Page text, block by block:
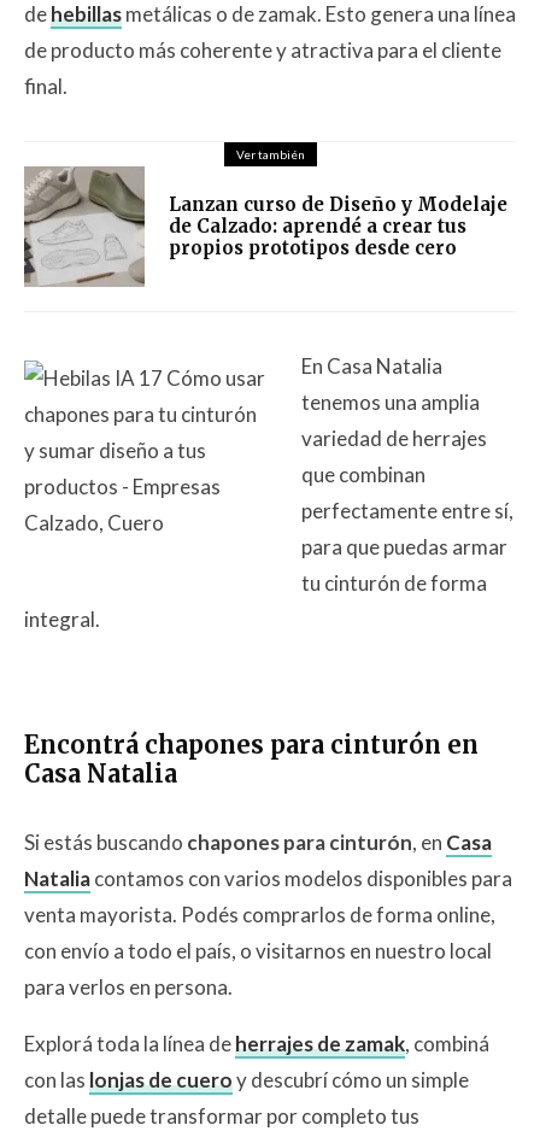
dehebillasmetálicas o de zamak. Esto genera una línea
de producto más coherente y atractiva para el cliente
final.
Ver también
Lanzan curso de Diseño y Modelaje
de Calzado: aprendé a crear tus
propios prototipos desde cero
En Casa Natalia
tenemos una amplia
variedad de herrajes
que combinan
perfectamente entre sí,
para que puedas armar
tu cinturón de forma
integral.
Encontrá chapones para cinturón en
Casa Natalia
Si estás buscando chapones para cinturón, en Casa
Nataliacontamos con varios modelos disponibles para
venta mayorista. Podés comprarlos de forma online,
con envío a todo el país, o visitarnos en nuestro local
para verlos en persona.
Explorá toda la línea deherrajes de zamak, combiná
con laslonjas de cueroy descubrí cómo un simple
detalle puede transformar por completo tus